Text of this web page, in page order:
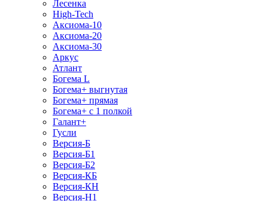
Лесенка
High-Tech
Аксиома-10
Аксиома-20
Аксиома-30
Аркус
Атлант
Богема L
Богема+ выгнутая
Богема+ прямая
Богема+ с 1 полкой
Галант+
Гусли
Версия-Б
Версия-Б1
Версия-Б2
Версия-КБ
Версия-КН
Версия-Н1